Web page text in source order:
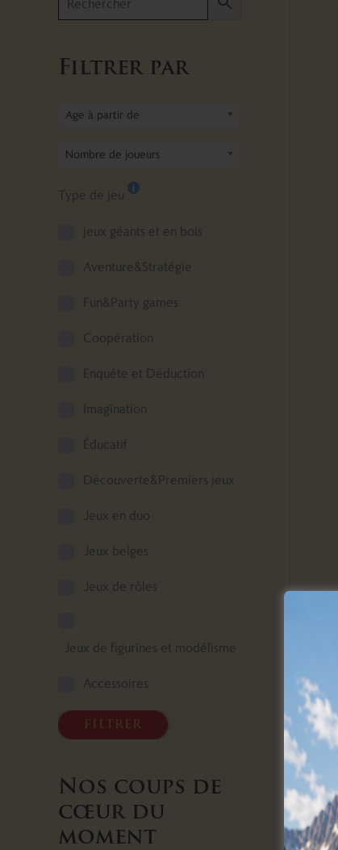
Filtrer par
Age à partir de
Nombre de joueurs
Type de jeu
jeux géants et en bois
Aventure&Stratégie
Fun&Party games
Coopération
Enquête et Déduction
Imagination
Éducatif
Découverte&Premiers jeux
Jeux en duo
Jeux belges
Jeux de rôles
Jeux de figurines et modélisme
Accessoires
filtrer
Nos coups de
cœur du
moment